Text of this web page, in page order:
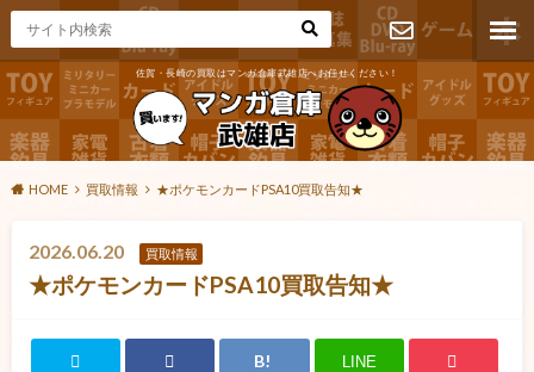
佐賀・長崎の買取はマンガ倉庫武雄店へお任せください！
お問い合わ
せ
HOME 買取情報 ★ポケモンカードPSA10買取告知★
2026.06.20 買取情報
★ポケモンカードPSA10買取告知★
LINE